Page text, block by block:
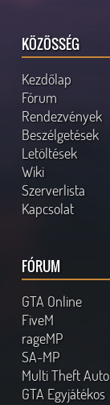
KÖZÖSSÉG
Kezdőlap
Fórum
Rendezvények
Beszélgetések
Letöltések
Wiki
Szerverlista
Kapcsolat
FÓRUM
GTA Online
FiveM
rageMP
SA-MP
Multi Theft Auto
GTA Egyjátékos